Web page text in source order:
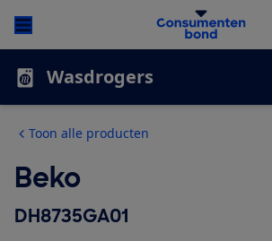
Wasdrogers
Toon alle producten
Beko
DH8735GA01